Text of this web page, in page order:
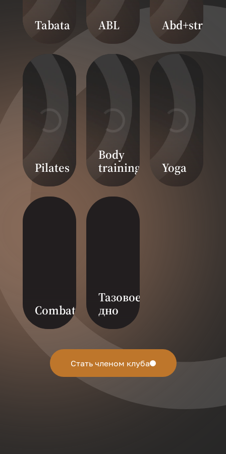
Tabata ABL
Pilates
Body
training Yoga
Combat
Тазовое
дно
Тазовое дно-это
объединены 11
разных направлений.
таз-это основа
женского здоровья.
Стать членом клуба